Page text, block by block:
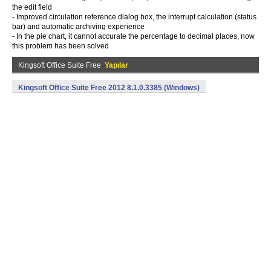
the edit field
- Improved circulation reference dialog box, the interrupt calculation (status
bar) and automatic archiving experience
- In the pie chart, it cannot accurate the percentage to decimal places, now
this problem has been solved
Kingsoft Office Suite Free Yapılar
Kingsoft Office Suite Free 2012 8.1.0.3385 (Windows)